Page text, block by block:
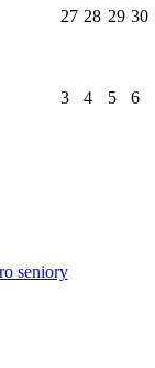
27 28 29 30
3 4 5 6
seniory